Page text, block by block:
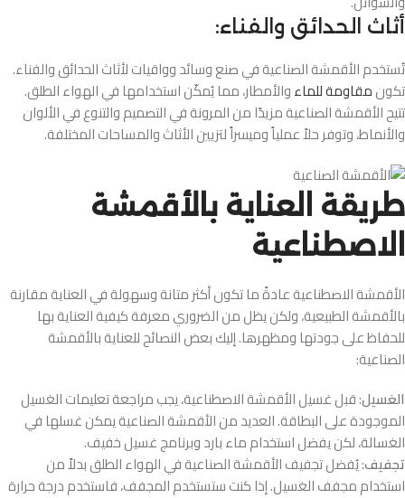
أثاث الحدائق والفناء:
تُستخدم الأقمشة الصناعية في صنع وسائد وواقيات لأثاث الحدائق والفناء.
تكونمقاومة للماءوالأمطار، مما يُمكّن استخدامها في الهواء الطلق.
تتيح الأقمشة الصناعية مزيدًا من المرونة في التصميم والتنوع في الألوان
والأنماط، وتوفر حلاً عملياً وميسراً لتزيين الأثاث والمساحات المختلفة.
طريقة العناية بالأقمشة
الاصطناعية
الأقمشة الاصطناعية عادةً ما تكون أكثر متانة وسهولة في العناية مقارنة
بالأقمشة الطبيعية، ولكن يظل من الضروري معرفة كيفية العناية بها
للحفاظ على جودتها ومظهرها. إليك بعض النصائح للعناية بالأقمشة
الصناعية:
الغسيل: قبل غسيل الأقمشة الاصطناعية، يجب مراجعة تعليمات الغسيل
الموجودة على البطاقة. العديد من الأقمشة الصناعية يمكن غسلها في
الغسالة، لكن يفضل استخدام ماء بارد وبرنامج غسيل خفيف.
تجفيف: يُفضل تجفيف الأقمشة الصناعية في الهواء الطلق بدلاً من
استخدام مجفف الغسيل. إذا كنت ستستخدم المجفف، فاستخدم درجة حرارة